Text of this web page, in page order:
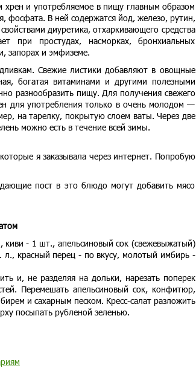
хрен и употребляемое в пищу главным образом
фосфата. В ней содержатся йод, железо, рутин,
диуретика, отхаркивающего средства
при простудах, насморках, бронхиальных
запорах и эмфиземе.
Свежие листики добавляют в овощные
богатая витаминами и другими полезными
разнообразить пищу. Для получения свежего
для употребления только в очень молодом —
на тарелку, покрытую слоем ваты. Через две
можно есть в течение всей зимы.
я заказывала через интернет. Попробую
пост в это блюдо могут добавить мясо
киви - 1 шт., апельсиновый сок (свежевыжатый)
красный перец - по вкусу, молотый имбирь -
и, не разделяя на дольки, нарезать поперек
Перемешать апельсиновый сок, конфитюр,
и сахарным песком. Кресс-салат разложить
посыпать рубленой зеленью.